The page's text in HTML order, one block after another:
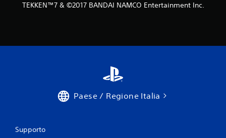
TEKKEN™7 & ©2017 BANDAI NAMCO Entertainment Inc.
Paese / Regione Italia
Supporto